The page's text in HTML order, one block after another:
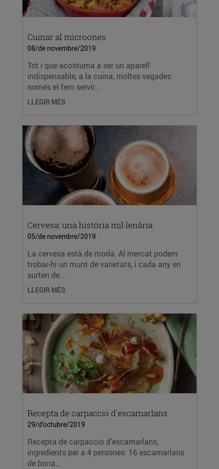
Cuinar al microones
08/de novembre/2019
Tot i que acostuma a ser un aparell
indispensable, a la cuina, moltes vegades
només el fem servir...
LLEGIR MÉS
Cervesa: una història mil·lenària
05/de novembre/2019
La cervesa està de moda. Al mercat podem
trobar-hi un munt de varietats, i cada any en
surten de...
LLEGIR MÉS
Recepta de carpaccio d'escamarlans
29/d’octubre/2019
Recepta de carpaccio d’escamarlans,
ingredients per a 4 persones: 16 escamarlans
de bona...